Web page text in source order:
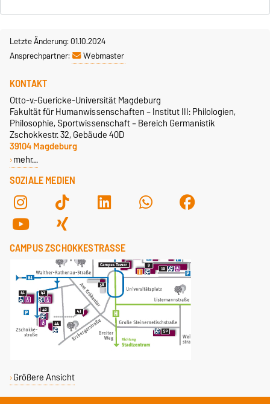
Letzte Änderung: 01.10.2024
Ansprechpartner:
Webmaster
SOZIALE MEDIEN
KONTAKT
Otto-v.-Guericke-Universität Magdeburg
Fakultät für Humanwissenschaften – Institut III: Philologien,
Philosophie, Sportwissenschaft – Bereich Germanistik
Zschokkestr. 32, Gebäude 40D
39104 Magdeburg
mehr…
CAMPUS ZSCHOKKESTRASSE
Größere Ansicht